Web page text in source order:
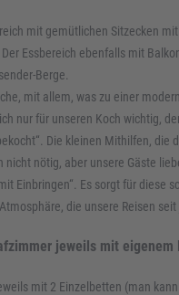
mit gemütlichen Sitzecken mit
Essbereich ebenfalls mit
Berge.
mit allem, was zu einer
nur für unseren Koch wichtig,
Die kleinen Mithilfen, die
nicht nötig, aber unsere Gäste
Einbringen“. Es sorgt für diese
die unsere Reisen seit
jeweils mit eigenem
mit 2 Einzelbetten (man